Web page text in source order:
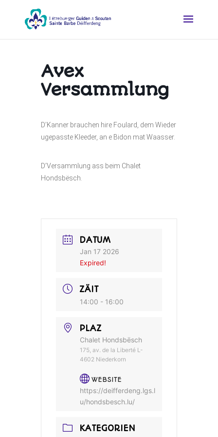
Avex
Versammlung
D’Kanner brauchen hire Foulard, dem Wieder
ugepasste Kleeder, an e Bidon mat Waasser.
D’Versammlung ass beim Chalet
Hondsbësch.
DATUM
Jan 17 2026
Expired!
ZÄIT
14:00 - 16:00
PLAZ
Chalet Hondsbësch
175, av. de la Liberté L-
4602 Niederkorn
WEBSITE
https://deifferdeng.lgs.l
u/hondsbesch.lu/
KATEGORIEN